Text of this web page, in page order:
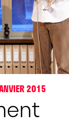
2015